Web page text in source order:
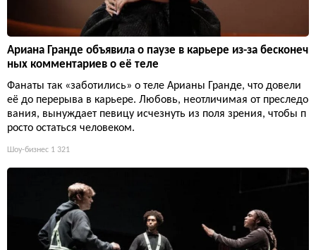
Ариана Гранде объявила о паузе в карьере из-за бесконеч
ных комментариев о её теле
Фанаты так «заботились» о теле Арианы Гранде, что довели
её до перерыва в карьере. Любовь, неотличимая от преследо
вания, вынуждает певицу исчезнуть из поля зрения, чтобы п
росто остаться человеком.
Шоу-бизнес 1 321